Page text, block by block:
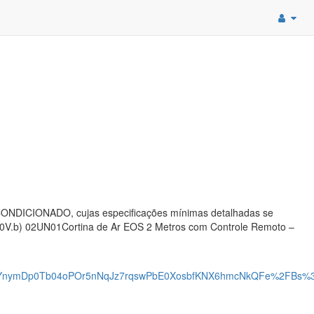
cujas especificações mínimas detalhadas se
02UN01Cortina de Ar EOS 2 Metros com Controle Remoto –